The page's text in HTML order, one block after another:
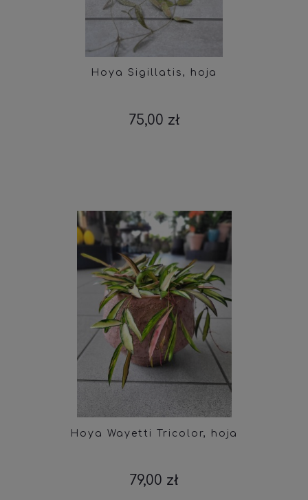
Hoya Sigillatis, hoja
75,00 zł
Hoya Wayetti Tricolor, hoja
79,00 zł